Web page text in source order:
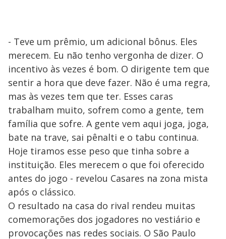
- Teve um prêmio, um adicional bônus. Eles
merecem. Eu não tenho vergonha de dizer. O
incentivo às vezes é bom. O dirigente tem que
sentir a hora que deve fazer. Não é uma regra,
mas às vezes tem que ter. Esses caras
trabalham muito, sofrem como a gente, tem
família que sofre. A gente vem aqui joga, joga,
bate na trave, sai pênalti e o tabu continua.
Hoje tiramos esse peso que tinha sobre a
instituição. Eles merecem o que foi oferecido
antes do jogo - revelou Casares na zona mista
após o clássico.
O resultado na casa do rival rendeu muitas
comemorações dos jogadores no vestiário e
provocações nas redes sociais. O São Paulo